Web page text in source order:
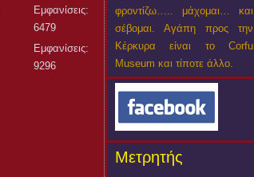
Εμφανίσεις:
6479
Εμφανίσεις:
9296
φροντίζω….. μάχομαι… και
σέβομαι. Αγάπη προς την
Κέρκυρα είναι το Corfu
Museum και τίποτε άλλο.
Μετρητής